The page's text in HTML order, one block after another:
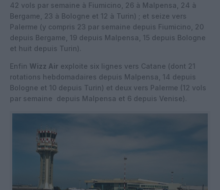
42 vols par semaine à Fiumicino, 26 à Malpensa, 24 à
Bergame, 23 à Bologne et 12 à Turin) ; et seize vers
Palerme (y compris 23 par semaine depuis Fiumicino, 20
depuis Bergame, 19 depuis Malpensa, 15 depuis Bologne
et huit depuis Turin).
Enfin Wizz Air exploite six lignes vers Catane (dont 21
rotations hebdomadaires depuis Malpensa, 14 depuis
Bologne et 10 depuis Turin) et deux vers Palerme (12 vols
par semaine depuis Malpensa et 6 depuis Venise).